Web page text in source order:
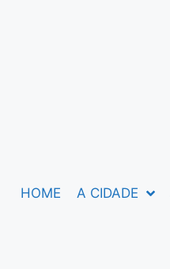
HOME
A CIDADE